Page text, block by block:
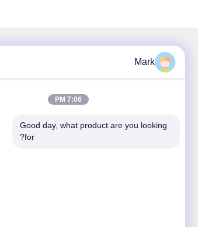
Mark
7:06 PM
Good day, what product are you looking
for?